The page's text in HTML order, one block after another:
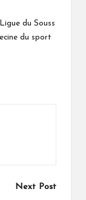
du Souss
du sport
Next Post